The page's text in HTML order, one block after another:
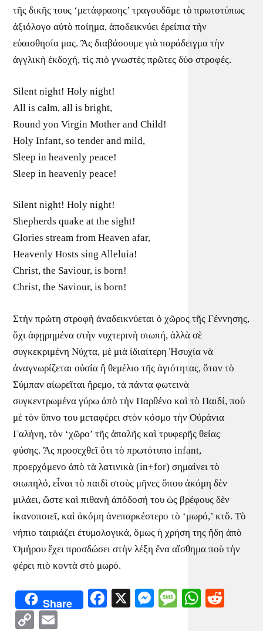
τῆς δικῆς τους ‘μετάφρασης’ τραγουδᾶμε τὸ πρωτοτύπως
ἀξιόλογο αὐτὸ ποίημα, ἀποδεικνύει ἐρείπια τὴν
εὐαισθησία μας. Ἂς διαβάσουμε γιὰ παράδειγμα τὴν
ἀγγλικὴ ἐκδοχή, τὶς πιὸ γνωστὲς πρῶτες δύο στροφές.
Silent night! Holy night!
All is calm, all is bright,
Round yon Virgin Mother and Child!
Holy Infant, so tender and mild,
Sleep in heavenly peace!
Sleep in heavenly peace!
Silent night! Holy night!
Shepherds quake at the sight!
Glories stream from Heaven afar,
Heavenly Hosts sing Alleluia!
Christ, the Saviour, is born!
Christ, the Saviour, is born!
Στὴν πρώτη στροφὴ ἀναδεικνύεται ὁ χῶρος τῆς Γέννησης,
ὄχι ἀφῃρημένα στὴν νυχτερινὴ σιωπή, ἀλλὰ σὲ
συγκεκριμένη Νύχτα, μὲ μιὰ ἰδιαίτερη Ἡσυχία νὰ
ἀναγνωρίζεται οὐσία ἢ θεμέλιο τῆς ἁγιότητας, ὅταν τὸ
Σύμπαν αἰωρεῖται ἤρεμο, τὰ πάντα φωτεινὰ
συγκεντρωμένα γύρω ἀπὸ τὴν Παρθένο καὶ τὸ Παιδί, ποὺ
μὲ τὸν ὕπνο του μεταφέρει στὸν κόσμο τὴν Οὐράνια
Γαλήνη, τὸν ‘χῶρο’ τῆς ἁπαλῆς καὶ τρυφερῆς θείας
φύσης. Ἂς προσεχθεῖ ὅτι τὸ πρωτότυπο infant,
προερχόμενο ἀπὸ τὰ λατινικὰ (in+for) σημαίνει τὸ
σιωπηλό, εἶναι τὸ παιδὶ στοὺς μῆνες ὅπου ἀκόμη δὲν
μιλάει, ὥστε καὶ πιθανὴ ἀπόδοσή του ὡς βρέφους δὲν
ἱκανοποιεῖ, καὶ ἀκόμη ἀνεπαρκέστερο τὸ ‘μωρό,’ κτὅ. Τὸ
νήπιο ταιριάζει ἐτυμολογικά, ὅμως ἡ χρήση της ἤδη ἀπὸ
Ὁμήρου ἔχει προσδώσει στὴν λέξη ἕνα αἴσθημα ποὺ τὴν
φέρει πιὸ κοντὰ στὸ μωρό.
Share Facebook
X Messenger
Message
Copy